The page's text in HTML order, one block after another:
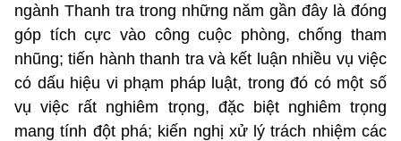
ngành Thanh tra trong những năm gần đây là đóng
góp tích cực vào công cuộc phòng, chống tham
nhũng; tiến hành thanh tra và kết luận nhiều vụ việc
có dấu hiệu vi phạm pháp luật, trong đó có một số
vụ việc rất nghiêm trọng, đặc biệt nghiêm trọng
mang tính đột phá; kiến nghị xử lý trách nhiệm các